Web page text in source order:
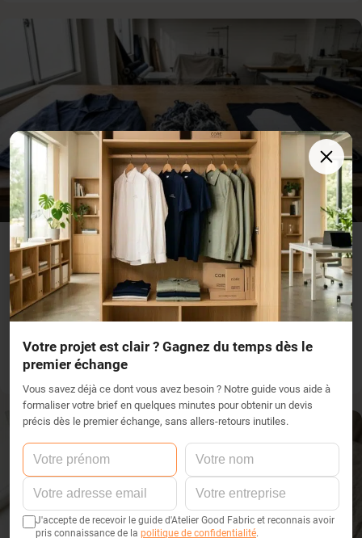
RSE & IMPACT
Réduire l’empreinte carbone de son
entreprise : et si le vêtement professionnel
était la première action concrète ?
Le bilan carbone d’une entreprise ne se résume pas à ses
textiles — uniformes, tenues de travail, vêtements corporate —
représentent une source d’émissions souvent ignorée, mais ...
Votre projet est clair ? Gagnez du temps dès le
premier échange
Vous savez déjà ce dont vous avez besoin ? Notre guide vous aide à
formaliser votre brief en quelques minutes pour obtenir un devis
précis dès le premier échange, sans allers-retours inutiles.
J'accepte de recevoir le guide d'Atelier Good Fabric et reconnais avoir
pris connaissance de la politique de confidentialité.